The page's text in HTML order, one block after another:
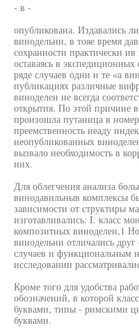
- в -
опубликована. Издавались
винодельни, в тояе время
сохранности практически
оставаясь в экспедиционных
ряде случаев одни н те «а
публикациях различные
виноделен не всегда
открытия. По этой причине
произошла путаница в
преемственность иеаду
неопубликованных
вызвало необходимость в
них.
Для облегчения анализа
винодавнльныв комплексы
зависимости от структиры
изготавливались: I. класс
композитных виноделен,1
винодельни отличались
случаев и функциональным
исследовании
Кроме того для удобства
обозначений, в которой
буквами, типы - римскими
буквами.